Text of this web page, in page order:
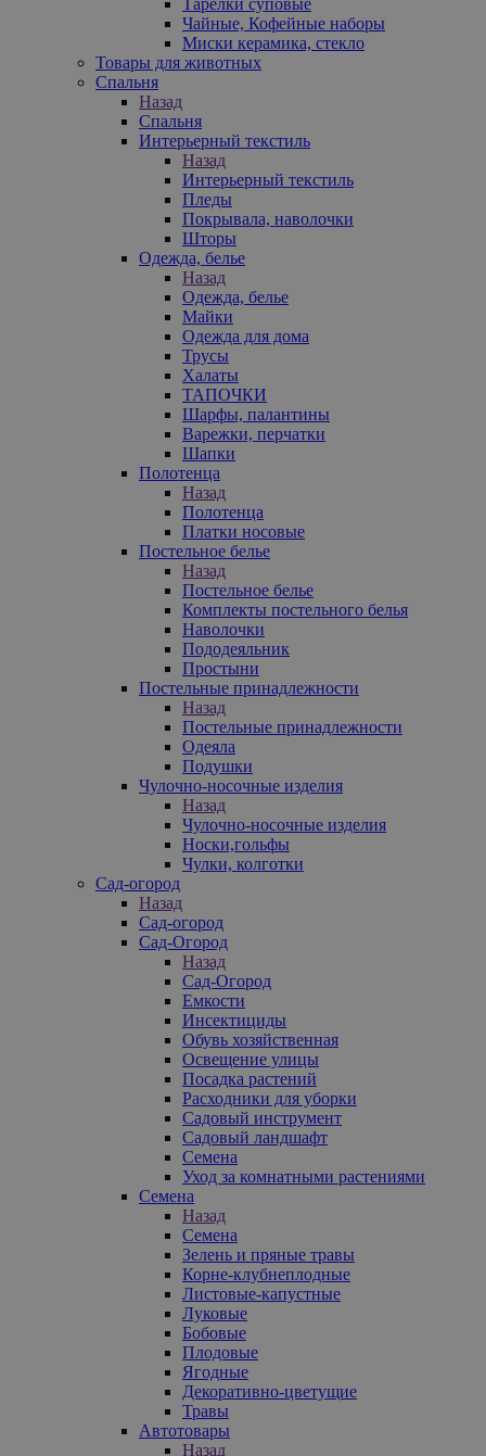
Чайные, Кофейные наборы
Миски керамика, стекло
Товары для животных
Спальня
Назад
Спальня
Интерьерный текстиль
Назад
Интерьерный текстиль
Пледы
Покрывала, наволочки
Шторы
Одежда, белье
Назад
Одежда, белье
Майки
Одежда для дома
Трусы
Халаты
ТАПОЧКИ
Шарфы, палантины
Варежки, перчатки
Шапки
Полотенца
Назад
Полотенца
Платки носовые
Постельное белье
Назад
Постельное белье
Комплекты постельного белья
Наволочки
Пододеяльник
Простыни
Постельные принадлежности
Назад
Постельные принадлежности
Одеяла
Подушки
Чулочно-носочные изделия
Назад
Чулочно-носочные изделия
Носки,гольфы
Чулки, колготки
Сад-огород
Назад
Сад-огород
Сад-Огород
Назад
Сад-Огород
Емкости
Инсектициды
Обувь хозяйственная
Освещение улицы
Посадка растений
Расходники для уборки
Садовый инструмент
Садовый ландшафт
Семена
Уход за комнатными растениями
Семена
Назад
Семена
Зелень и пряные травы
Корне-клубнеплодные
Листовые-капустные
Луковые
Бобовые
Плодовые
Ягодные
Декоративно-цветущие
Травы
Автотовары
Назад